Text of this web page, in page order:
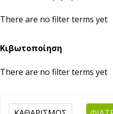
ECO
Πλαστικά
Ψητοπωλείου
ΜΕΤΑΦΟΡΑ ΦΑΓΗΤΟΥ
There are no filter terms yet
Κιβωτοποίηση
There are no filter terms yet